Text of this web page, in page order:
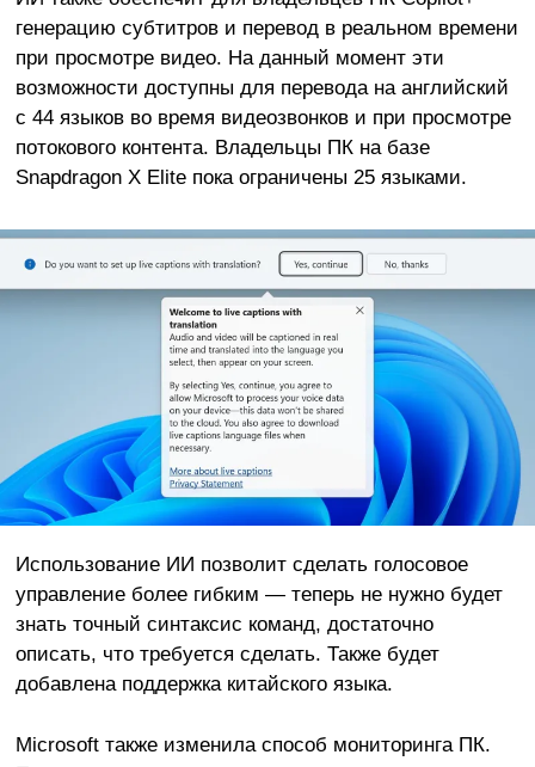
генерацию субтитров и перевод в реальном времени
при просмотре видео. На данный момент эти
возможности доступны для перевода на английский
с 44 языков во время видеозвонков и при просмотре
потокового контента. Владельцы ПК на базе
Snapdragon X Elite пока ограничены 25 языками.
Использование ИИ позволит сделать голосовое
управление более гибким — теперь не нужно будет
знать точный синтаксис команд, достаточно
описать, что требуется сделать. Также будет
добавлена поддержка китайского языка.
Microsoft также изменила способ мониторинга ПК.